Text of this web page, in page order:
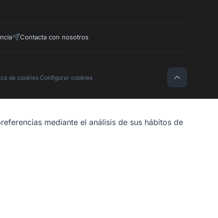
Contacta con nosotros
de cookies·Configurar cookies
mediante el análisis de sus hábitos de